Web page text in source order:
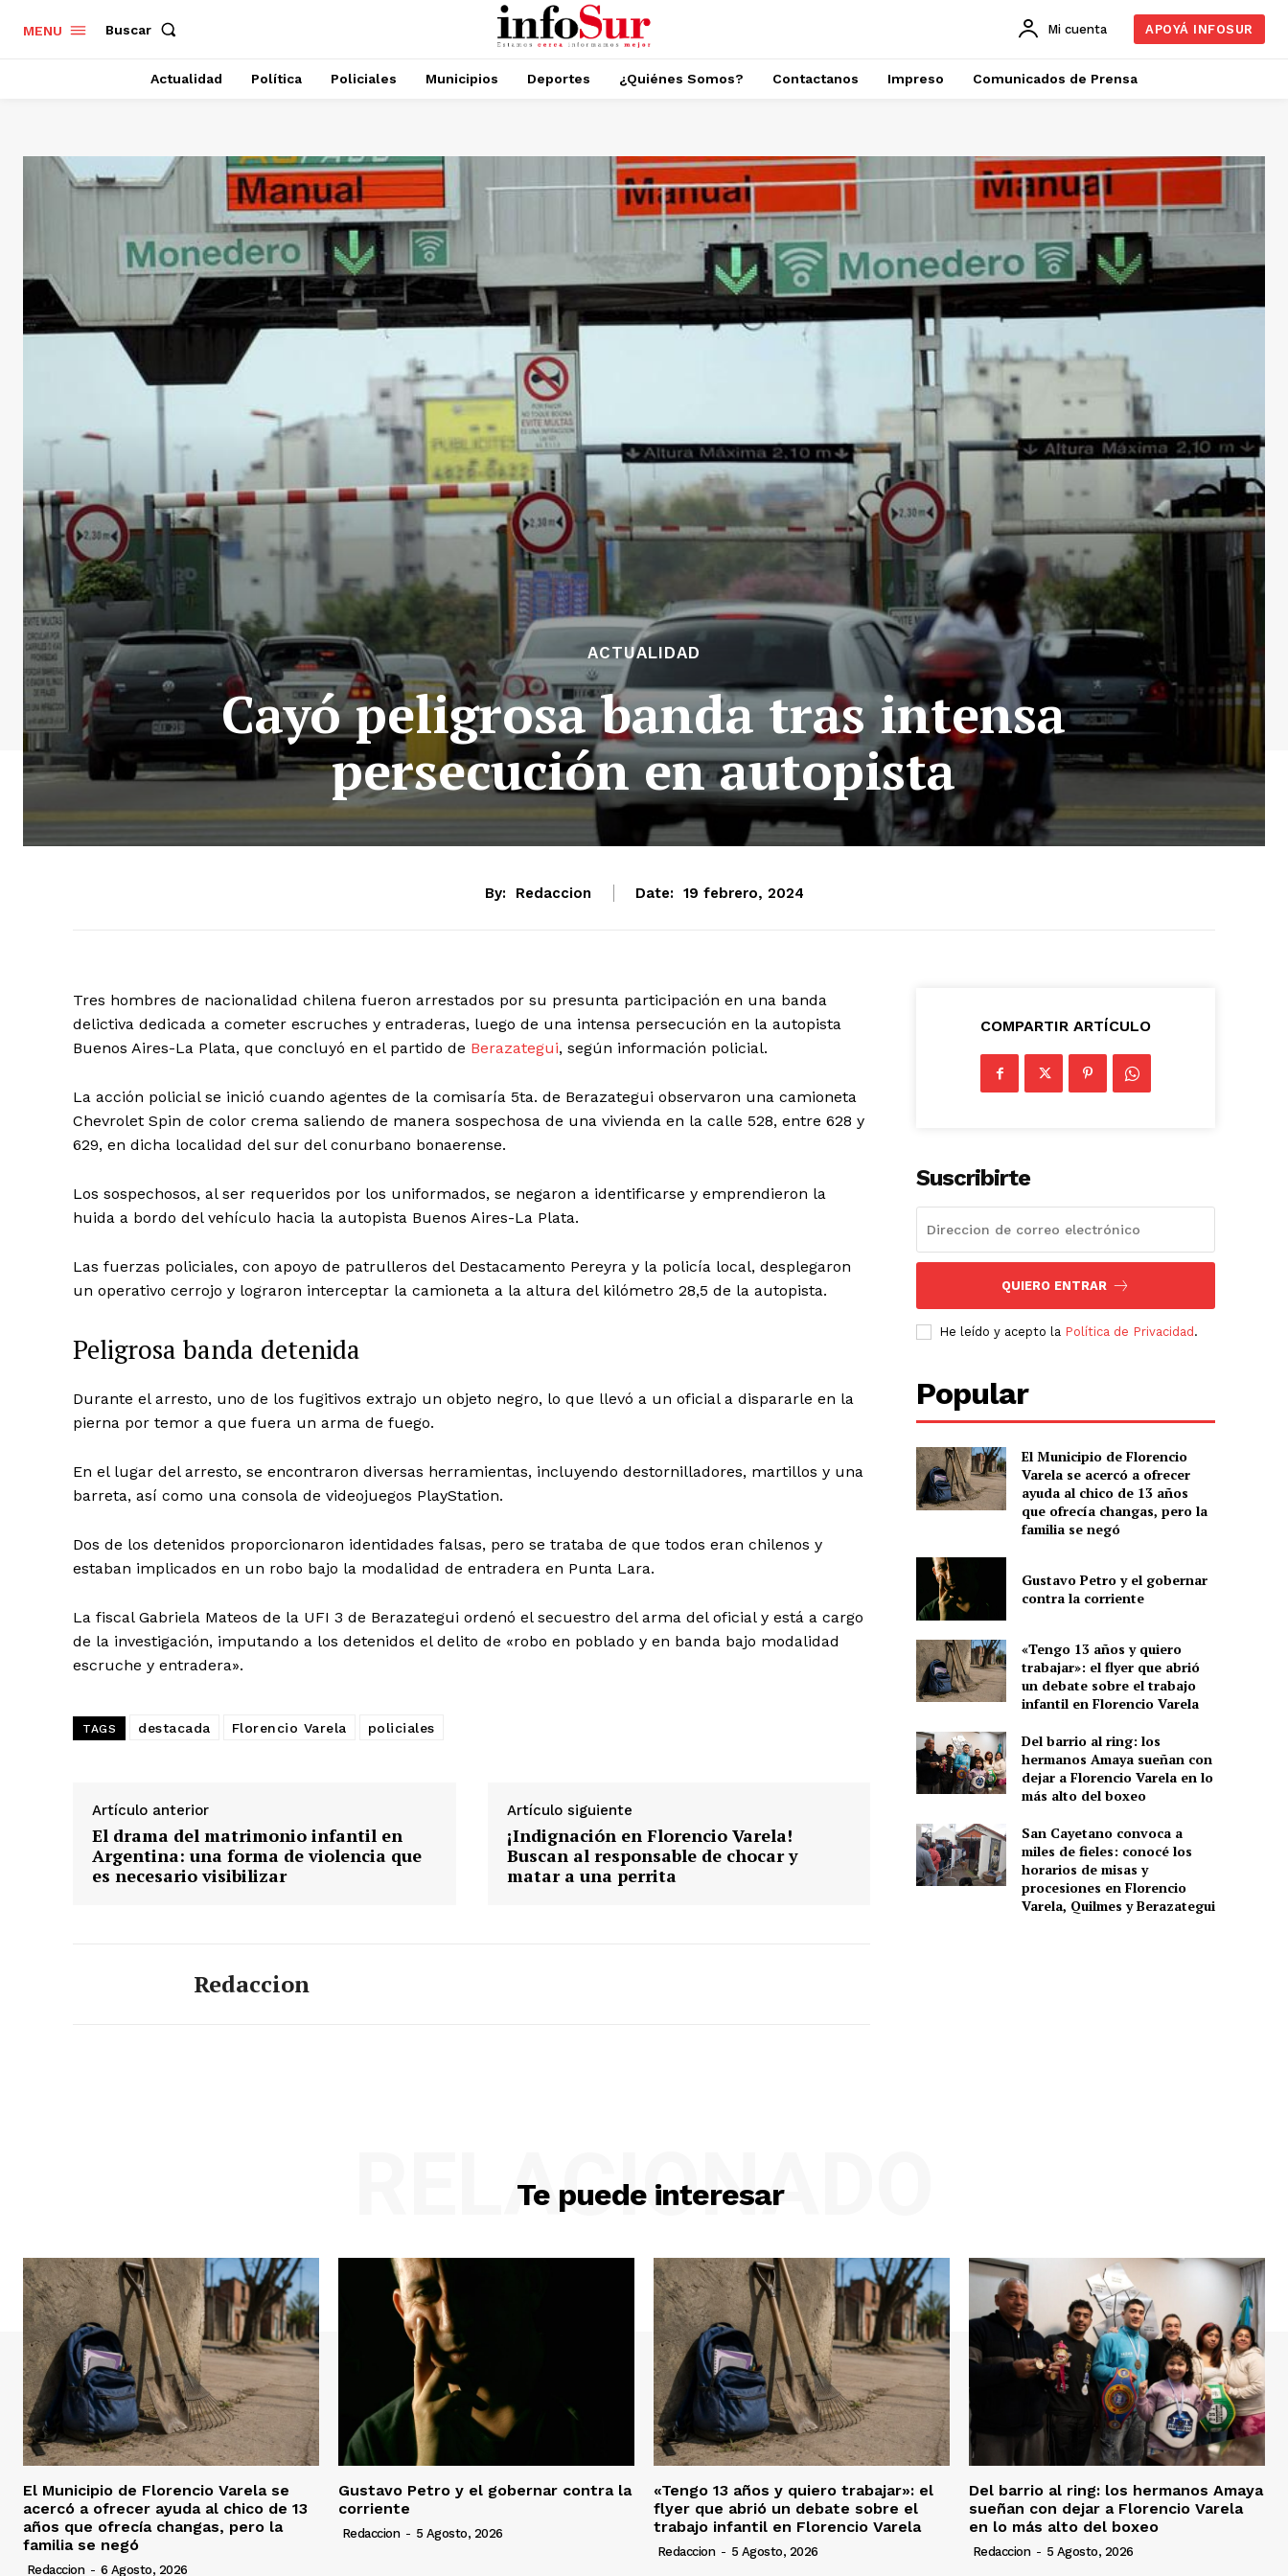
MENU Buscar Mi cuenta APOYÁ INFOSUR
Actualidad Política Policiales Municipios Deportes ¿Quiénes Somos? Contactanos Impreso Comunicados de Prensa
ACTUALIDAD
Cayó peligrosa banda tras intensa
persecución en autopista
By: Redaccion Date: 19 febrero, 2024
Tres hombres de nacionalidad chilena fueron arrestados por su presunta participación en una banda
delictiva dedicada a cometer escruches y entraderas, luego de una intensa persecución en la autopista
Buenos Aires-La Plata, que concluyó en el partido de Berazategui, según información policial.
La acción policial se inició cuando agentes de la comisaría 5ta. de Berazategui observaron una camioneta
Chevrolet Spin de color crema saliendo de manera sospechosa de una vivienda en la calle 528, entre 628 y
629, en dicha localidad del sur del conurbano bonaerense.
Los sospechosos, al ser requeridos por los uniformados, se negaron a identificarse y emprendieron la
huida a bordo del vehículo hacia la autopista Buenos Aires-La Plata.
Las fuerzas policiales, con apoyo de patrulleros del Destacamento Pereyra y la policía local, desplegaron
un operativo cerrojo y lograron interceptar la camioneta a la altura del kilómetro 28,5 de la autopista.
Peligrosa banda detenida
Durante el arresto, uno de los fugitivos extrajo un objeto negro, lo que llevó a un oficial a dispararle en la
pierna por temor a que fuera un arma de fuego.
En el lugar del arresto, se encontraron diversas herramientas, incluyendo destornilladores, martillos y una
barreta, así como una consola de videojuegos PlayStation.
Dos de los detenidos proporcionaron identidades falsas, pero se trataba de que todos eran chilenos y
estaban implicados en un robo bajo la modalidad de entradera en Punta Lara.
La fiscal Gabriela Mateos de la UFI 3 de Berazategui ordenó el secuestro del arma del oficial y está a cargo
de la investigación, imputando a los detenidos el delito de «robo en poblado y en banda bajo modalidad
escruche y entradera».
TAGS destacada Florencio Varela policiales
Artículo anterior
El drama del matrimonio infantil en
Argentina: una forma de violencia que
es necesario visibilizar
Artículo siguiente
¡Indignación en Florencio Varela!
Buscan al responsable de chocar y
matar a una perrita
Redaccion
COMPARTIR ARTÍCULO
Suscribirte
QUIERO ENTRAR
He leído y acepto la Política de Privacidad .
Popular
El Municipio de Florencio
Varela se acercó a ofrecer
ayuda al chico de 13 años
que ofrecía changas, pero la
familia se negó
Gustavo Petro y el gobernar
contra la corriente
«Tengo 13 años y quiero
trabajar»: el flyer que abrió
un debate sobre el trabajo
infantil en Florencio Varela
Del barrio al ring: los
hermanos Amaya sueñan con
dejar a Florencio Varela en lo
más alto del boxeo
San Cayetano convoca a
miles de fieles: conocé los
horarios de misas y
procesiones en Florencio
Varela, Quilmes y Berazategui
Te puede interesar
RELACIONADO
El Municipio de Florencio Varela se
acercó a ofrecer ayuda al chico de 13
años que ofrecía changas, pero la
familia se negó
Redaccion - 6 Agosto, 2026
Gustavo Petro y el gobernar contra la
corriente
Redaccion - 5 Agosto, 2026
«Tengo 13 años y quiero trabajar»: el
flyer que abrió un debate sobre el
trabajo infantil en Florencio Varela
Redaccion - 5 Agosto, 2026
Del barrio al ring: los hermanos Amaya
sueñan con dejar a Florencio Varela
en lo más alto del boxeo
Redaccion - 5 Agosto, 2026